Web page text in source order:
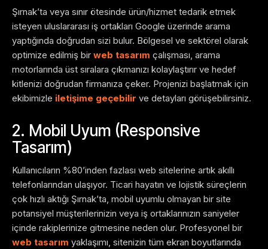
Şırnak’ta veya sınır ötesinde ürün/hizmet tedarik etmek
isteyen uluslararası iş ortakları Google üzerinde arama
yaptığında doğrudan sizi bulur. Bölgesel ve sektörel olarak
optimize edilmiş bir web tasarım çalışması, arama
motorlarında üst sıralara çıkmanızı kolaylaştırır ve hedef
kitlenizi doğrudan firmanıza çeker. Projenizi başlatmak için
ekibimizle iletişime geçebilir ve detayları görüşebilirsiniz.
2. Mobil Uyum (Responsive
Tasarım)
Kullanıcıların %80’inden fazlası web sitelerine artık akıllı
telefonlarından ulaşıyor. Ticari hayatın ve lojistik süreçlerin
çok hızlı aktığı Şırnak’ta, mobil uyumlu olmayan bir site
potansiyel müşterilerinizin veya iş ortaklarınızın saniyeler
içinde rakiplerinize gitmesine neden olur. Profesyonel bir
web tasarım yaklaşımı, sitenizin tüm ekran boyutlarında